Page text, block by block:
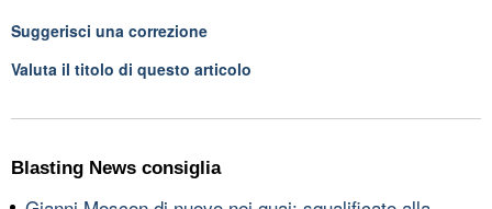
Suggerisci una correzione
Valuta il titolo di questo articolo
Blasting News consiglia